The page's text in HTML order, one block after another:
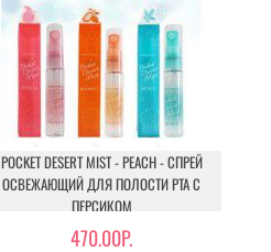
POCKET DESERT MIST - PEACH - СПРЕЙ
ОСВЕЖАЮЩИЙ ДЛЯ ПОЛОСТИ РТА С
ПЕРСИКОМ
470.00Р.